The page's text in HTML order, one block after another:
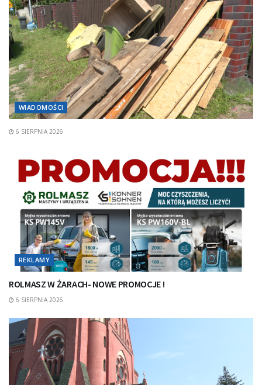
WIADOMOŚCI
6 SIERPNIA 2026
REKLAMY
ROLMASZ W ŻARACH- NOWE PROMOCJE !
6 SIERPNIA 2026